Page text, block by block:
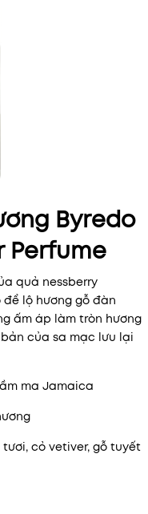
Byredo
Perfume
quả nessberry
lộ hương gỗ đàn
ấm áp làm tròn hương
của sa mạc lưu lại
ma Jamaica
cỏ vetiver, gỗ tuyết